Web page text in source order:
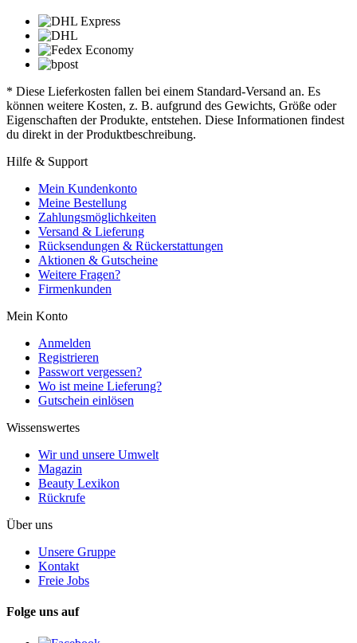
* Diese Lieferkosten fallen bei einem Standard-Versand an. Es
können weitere Kosten, z. B. aufgrund des Gewichts, Größe oder
Eigenschaften der Produkte, entstehen. Diese Informationen findest
du direkt in der Produktbeschreibung.
Hilfe & Support
Mein Kundenkonto
Meine Bestellung
Zahlungsmöglichkeiten
Versand & Lieferung
Rücksendungen & Rückerstattungen
Aktionen & Gutscheine
Weitere Fragen?
Firmenkunden
Mein Konto
Anmelden
Registrieren
Passwort vergessen?
Wo ist meine Lieferung?
Gutschein einlösen
Wissenswertes
Wir und unsere Umwelt
Magazin
Beauty Lexikon
Rückrufe
Über uns
Unsere Gruppe
Kontakt
Freie Jobs
Folge uns auf